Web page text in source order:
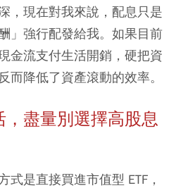
，現在對我來說，配息只是
」強行配發給我。如果目前
金流支付生活開銷，硬把資
而降低了資產滾動的效率。
盡量別選擇高股息
是直接買進市值型 ETF，